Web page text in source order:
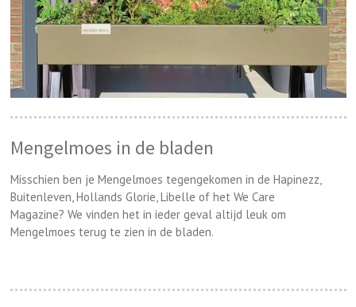
Mengelmoes in de bladen
Misschien ben je Mengelmoes tegengekomen in de Hapinezz,
Buitenleven, Hollands Glorie, Libelle of het We Care
Magazine? We vinden het in ieder geval altijd leuk om
Mengelmoes terug te zien in de bladen.